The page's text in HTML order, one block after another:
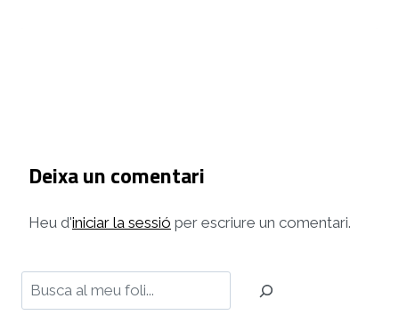
Deixa un comentari
Heu d'iniciar la sessió per escriure un comentari.
Cerca